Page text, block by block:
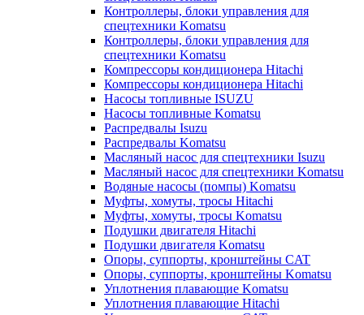
Контроллеры, блоки управления для
спецтехники Komatsu
Контроллеры, блоки управления для
спецтехники Komatsu
Компрессоры кондиционера Hitachi
Компрессоры кондиционера Hitachi
Насосы топливные ISUZU
Насосы топливные Komatsu
Распредвалы Isuzu
Распредвалы Komatsu
Масляный насос для спецтехники Isuzu
Масляный насос для спецтехники Komatsu
Водяные насосы (помпы) Komatsu
Муфты, хомуты, тросы Hitachi
Муфты, хомуты, тросы Komatsu
Подушки двигателя Hitachi
Подушки двигателя Komatsu
Опоры, суппорты, кронштейны CAT
Опоры, суппорты, кронштейны Komatsu
Уплотнения плавающие Komatsu
Уплотнения плавающие Hitachi